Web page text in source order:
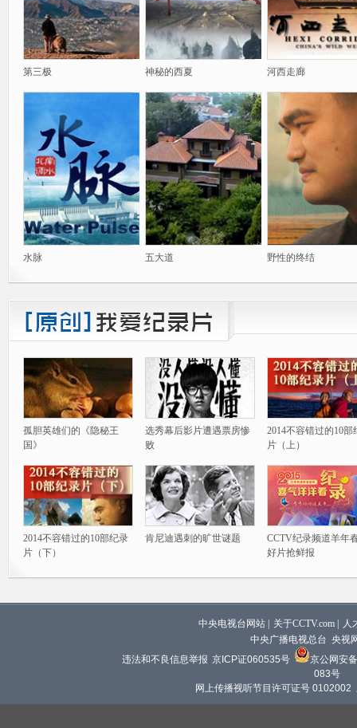
第三极 神秘的西夏 河西走廊
水脉 五大道 野性的终结
孤胆英雄们的《隐秘王
国》
选秀幕后影片遭遇票房惨
败
2014不容错过的10部
片（上）
2014不容错过的10部纪录
片（下）
肯尼迪遇刺的旷世谜题
CCTV纪录频道羊年
好片抢鲜报
中央电视台网站 关于CCTV.com
人
中央广播电视总台 央视
违法和不良信息举报 京ICP证060535号
京公网安
083号
网上传播视听节目许可证号